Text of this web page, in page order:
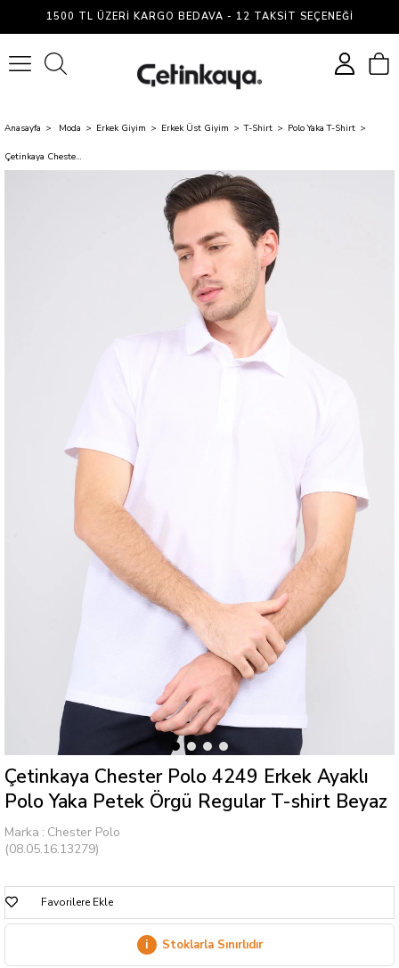
1500 TL ÜZERI KARGO BEDAVA - 12 TAKSIT SEÇENEĞI
Anasayfa Moda Erkek Giyim Erkek Üst Giyim T-Shirt Polo Yaka T-Shirt
Çetinkaya Chester Polo 4249 Erkek Ayaklı Polo Yaka Petek Örgü Regular T-shirt Beyaz
Çetinkaya Chester Polo 4249 Erkek Ayaklı
Polo Yaka Petek Örgü Regular T-shirt Beyaz
Marka : Chester Polo
(08.05.16.13279)
Favorilere Ekle
i Stoklarla Sınırlıdır